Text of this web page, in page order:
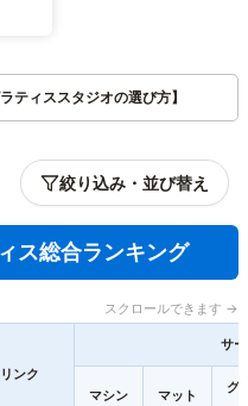
ティススタジオの選び方】
絞り込み・並び替え
ス総合ランキング
スクロールできます →
リンク
サ
マシン マット
グ